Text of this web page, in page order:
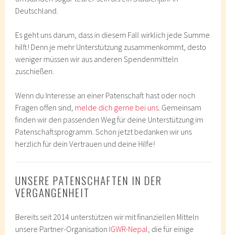
Deutschland.
Es geht uns darum, dass in diesem Fall wirklich jede Summe
hilft! Denn je mehr Unterstützung zusammenkommt, desto
weniger müssen wir aus anderen Spendenmitteln
zuschießen.
Wenn du Interesse an einer Patenschaft hast oder noch
Fragen offen sind, melde dich gerne bei uns. Gemeinsam
finden wir den passenden Weg für deine Unterstützung im
Patenschaftsprogramm. Schon jetzt bedanken wir uns
herzlich für dein Vertrauen und deine Hilfe!
UNSERE PATENSCHAFTEN IN DER
VERGANGENHEIT
Bereits seit 2014 unterstützen wir mit finanziellen Mitteln
unsere Partner-Organisation IGWR-Nepal, die für einige